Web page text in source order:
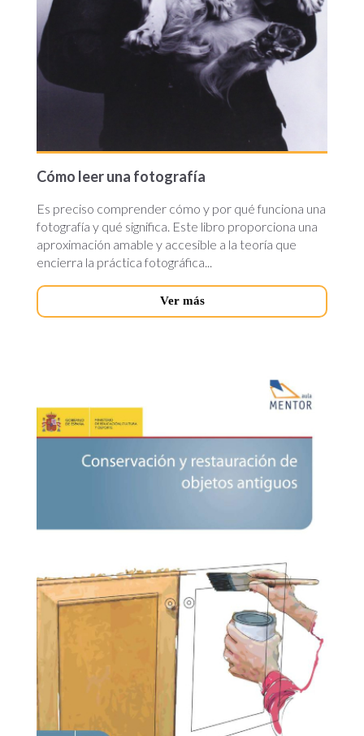
Cómo leer una fotografía
Es preciso comprender cómo y por qué funciona una
fotografía y qué significa. Este libro proporciona una
aproximación amable y accesible a la teoría que
encierra la práctica fotográfica...
Ver más
restauracion-
objetos.jpg